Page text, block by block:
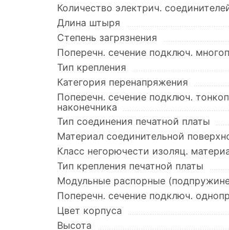
Количество электрич.
Длина штыря
Степень загрязнения
Поперечн. сечение подключ.
Тип крепления
Категория перенапряжения
Поперечн. сечение подключ.
наконечника
Тип соединения печатной платы
Материал соединительной
Класс негорючести изоляц.
Тип крепления печатной платы
Модульные распорные
Поперечн. сечение подключ.
Цвет корпуса
Высота